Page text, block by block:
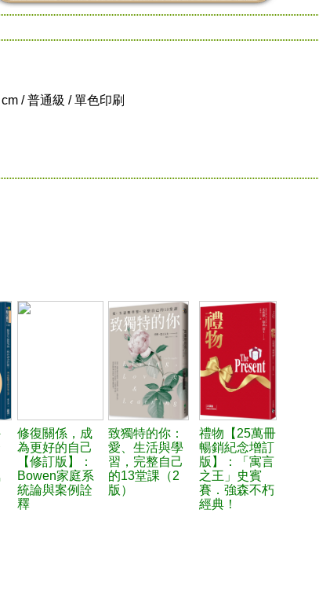
/ 普通級 / 單色印刷
修復關係，成
為更好的自己
【修訂版】：
Bowen家庭系
統論與案例詮
釋
致獨特的你：
愛、生活與學
習，完整自己
的13堂課（2
版）
禮物【25萬冊
暢銷紀念增訂
版】：「寓言
之王」史賓
賽．強森不朽
經典！